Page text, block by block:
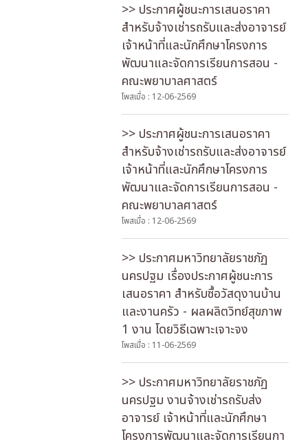
>> ประกาศผู้ชนะการเสนอราคา
สำหรับจ้างเช่ารถรับและส่งอาจารย์
เจ้าหน้าที่และนักศึกษาโครงการ
พัฒนาและจัดการเรียนการสอน -
คณะพยาบาลศาสตร์
โพสเมื่อ : 12-06-2569
>> ประกาศผู้ชนะการเสนอราคา
สำหรับจ้างเช่ารถรับและส่งอาจารย์
เจ้าหน้าที่และนักศึกษาโครงการ
พัฒนาและจัดการเรียนการสอน -
คณะพยาบาลศาสตร์
โพสเมื่อ : 12-06-2569
>> ประกาศมหาวิทยาลัยราชภัฏ
นครปฐม เรื่องประกาศผู้ชนะการ
เสนอราคา สำหรับซื้อวัสดุงานบ้าน
และงานครัว - ผลผลิตวิทย์สุขภาพ
1 งาน โดยวิธีเฉพาะเจาะจง
โพสเมื่อ : 11-06-2569
>> ประกาศมหาวิทยาลัยราชภัฏ
นครปฐม งานจ้างเช่ารถรับส่ง
อาจารย์ เจ้าหน้าที่และนักศึกษา
โครงการพัฒนาและจัดการเรียนกา